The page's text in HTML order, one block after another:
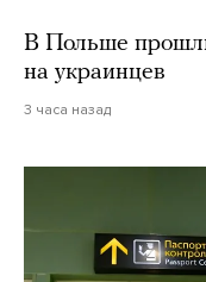
В Польше
на украинцев
3 часа назад